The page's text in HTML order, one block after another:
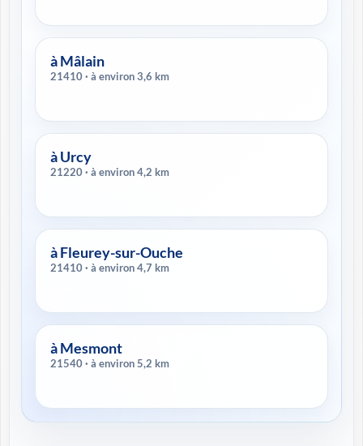
à Mâlain
21410 · à environ 3,6 km
à Urcy
21220 · à environ 4,2 km
à Fleurey-sur-Ouche
21410 · à environ 4,7 km
à Mesmont
21540 · à environ 5,2 km